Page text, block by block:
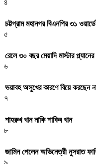
৪
চট্টগ্রাম মহানগর বিএনপির ৩১
৫
রেলে ৩০ বছর মেয়াদি মাস্টার
৬
ভয়াবহ অসুখের কারণে বিয়ে করছেন
৭
শাহরুখ খান নাকি শাকিব খান
৮
জামিন পেলেন অভিনেত্রী নুসরাত
৯